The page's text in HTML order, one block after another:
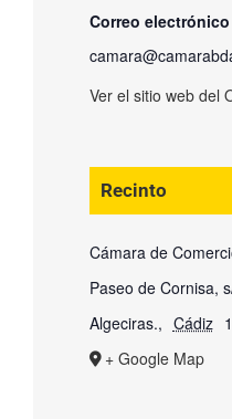
Correo electrónico
Ver el sitio web del
Recinto
Cámara de
Paseo de Cornisa,
Algeciras., Cádiz
+ Google Map